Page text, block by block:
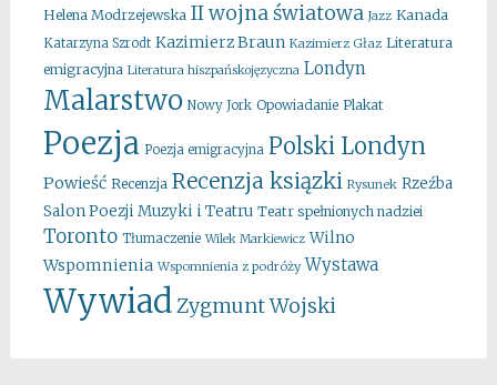
Helena Modrzejewska II wojna światowa Jazz Kanada
Katarzyna Szrodt Kazimierz Braun Kazimierz Głaz Literatura
emigracyjna Literatura hiszpańskojęzyczna Londyn
Malarstwo Nowy Jork Opowiadanie Plakat
Poezja Poezja emigracyjna Polski Londyn
Powieść Recenzja Recenzja ksiązki Rysunek Rzeźba
Salon Poezji Muzyki i Teatru Teatr spełnionych nadziei
Toronto Tłumaczenie Wilek Markiewicz Wilno
Wspomnienia Wspomnienia z podróży Wystawa
WywiadZygmunt Wojski